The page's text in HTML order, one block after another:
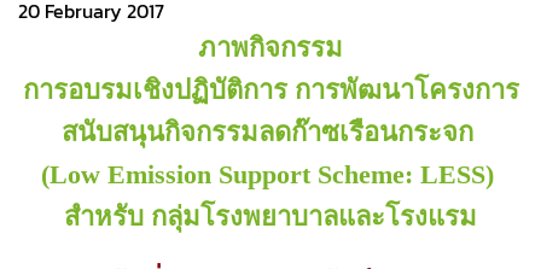
20 February 2017
ภาพกิจกรรม
การอบรมเชิงปฏิบัติการ การพัฒนาโครงการ
สนับสนุนกิจกรรมลดก๊าซเรือนกระจก
(Low Emission Support Scheme: LESS)
สำหรับ กลุ่มโรงพยาบาลและโรงแรม